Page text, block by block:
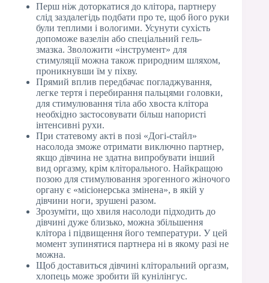
Перш ніж доторкатися до клітора, партнеру
слід заздалегідь подбати про те, щоб його руки
були теплими і вологими. Усунути сухість
допоможе вазелін або спеціальний гель-
змазка. Зволожити «інструмент» для
стимуляції можна також природним шляхом,
проникнувши їм у піхву.
Прямий вплив передбачає погладжування,
легке тертя і перебирання пальцями головки,
для стимулювання тіла або хвоста клітора
необхідно застосовувати більш напористі
інтенсивні рухи.
При статевому акті в позі «Догі-стайл»
насолода зможе отримати виключно партнер,
якщо дівчина не здатна випробувати інший
вид оргазму, крім кліторального. Найкращою
позою для стимулювання эрогенного жіночого
органу є «місіонерська змінена», в якій у
дівчини ноги, зрушені разом.
Зрозуміти, що хвиля насолоди підходить до
дівчині дуже близько, можна збільшення
клітора і підвищення його температури. У цей
момент зупинятися партнера ні в якому разі не
можна.
Щоб доставиться дівчині кліторальний оргазм,
хлопець може зробити їй кунілінгус.